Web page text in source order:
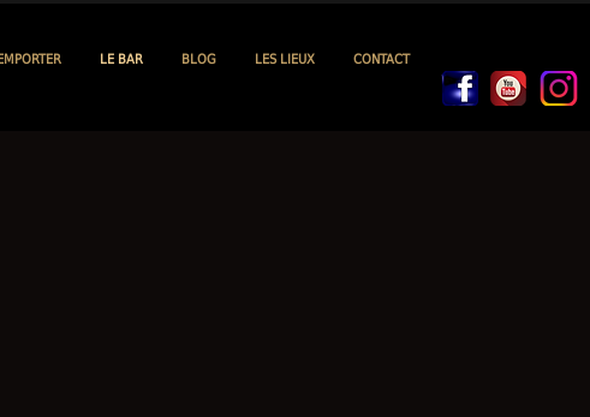
LE BAR BLOG LES LIEUX CONTACT